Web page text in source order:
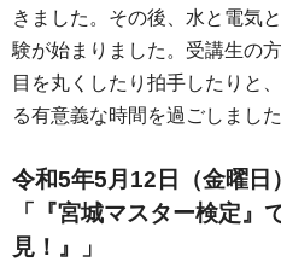
きました。その後、水と電気
験が始まりました。受講生の
目を丸くしたり拍手したりと
る有意義な時間を過ごしました
令和5年5月12日（金曜
「『宮城マスター検定』
見！』」